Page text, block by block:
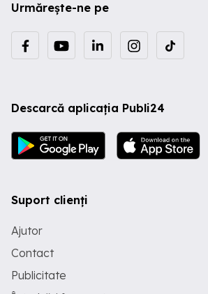
Urmărește-ne pe
Descarcă aplicația Publi24
Suport clienți
Ajutor
Contact
Publicitate